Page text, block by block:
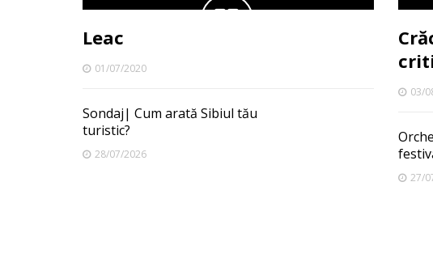
Leac
01/07/2020
Sondaj| Cum arată Sibiul tău
turistic?
28/07/2026
03/
27/